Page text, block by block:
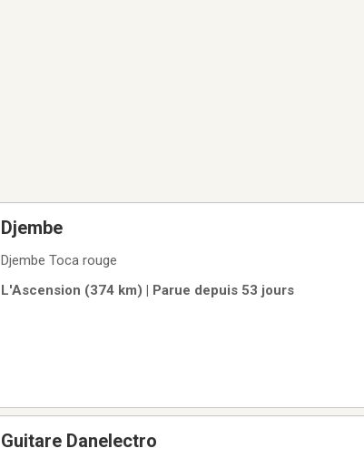
Djembe
Djembe Toca rouge
L'Ascension (374 km) | Parue depuis 53 jours
Guitare Danelectro